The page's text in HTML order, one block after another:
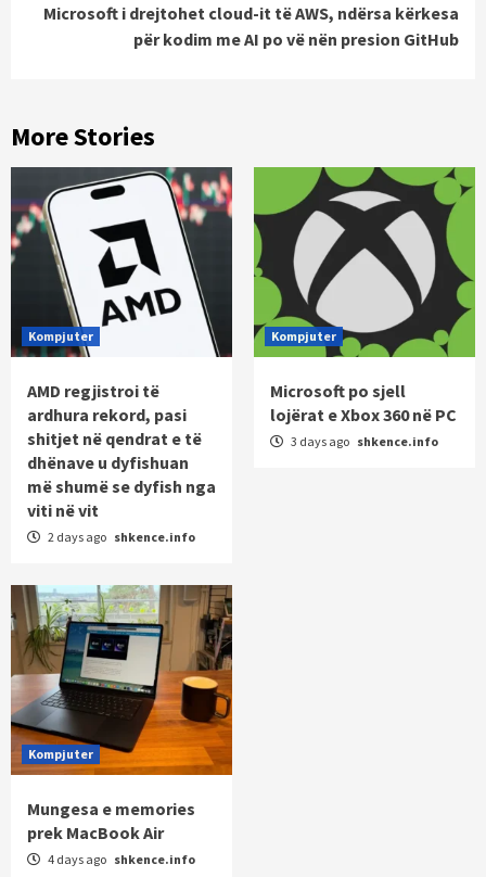
Microsoft i drejtohet cloud-it të AWS, ndërsa kërkesa
për kodim me AI po vë nën presion GitHub
More Stories
Kompjuter
AMD regjistroi të
ardhura rekord, pasi
shitjet në qendrat e të
dhënave u dyfishuan
më shumë se dyfish nga
viti në vit
2 days ago shkence.info
Kompjuter
Microsoft po sjell
lojërat e Xbox 360 në PC
3 days ago shkence.info
Kompjuter
Mungesa e memories
prek MacBook Air
4 days ago shkence.info